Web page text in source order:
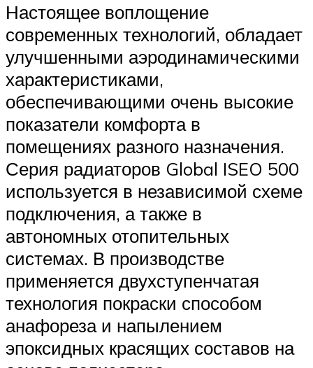
Настоящее воплощение
современных технологий, обладает
улучшенными аэродинамическими
характеристиками,
обеспечивающими очень высокие
показатели комфорта в
помещениях разного назначения.
Серия радиаторов Global ISEO 500
используется в независимой схеме
подключения, а также в
автономных отопительных
системах. В производстве
применяется двухступенчатая
технология покраски способом
анафореза и напылением
эпоксидных красящих составов на